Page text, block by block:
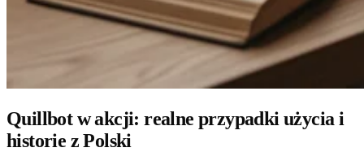
Quillbot w akcji: realne przypadki użycia i
historie z Polski